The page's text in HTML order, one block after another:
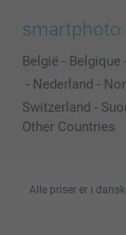
smartphoto
België - Belgique
- Nederland -
Switzerland -
Other Countries
Alle priser er i